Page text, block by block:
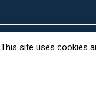
This site uses cookies